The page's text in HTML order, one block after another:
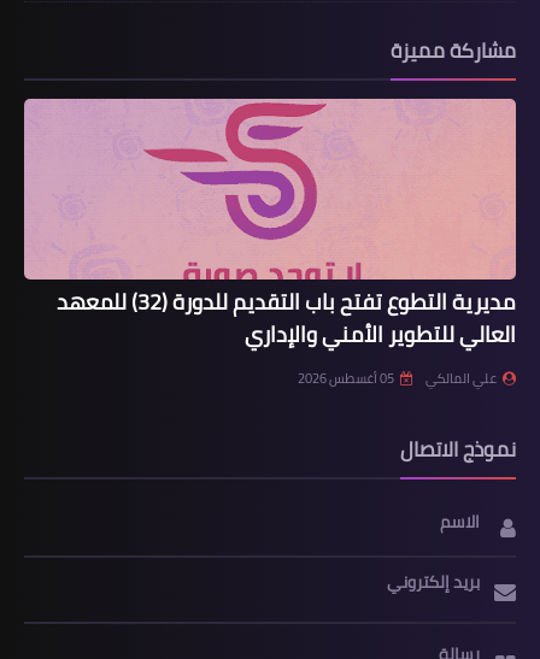
مشاركة مميزة
مديرية التطوع تفتح باب التقديم للدورة (32) للمعهد
العالي للتطوير الأمني والإداري
علي المالكي 05 أغسطس 2026
نموذج الاتصال
الاسم
بريد إلكتروني